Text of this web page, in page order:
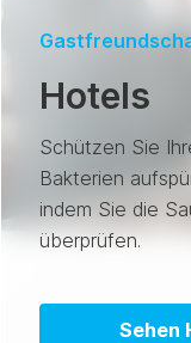
Hotels
Schützen Sie
Bakterien
indem Sie die
überprüfen.
Sehen